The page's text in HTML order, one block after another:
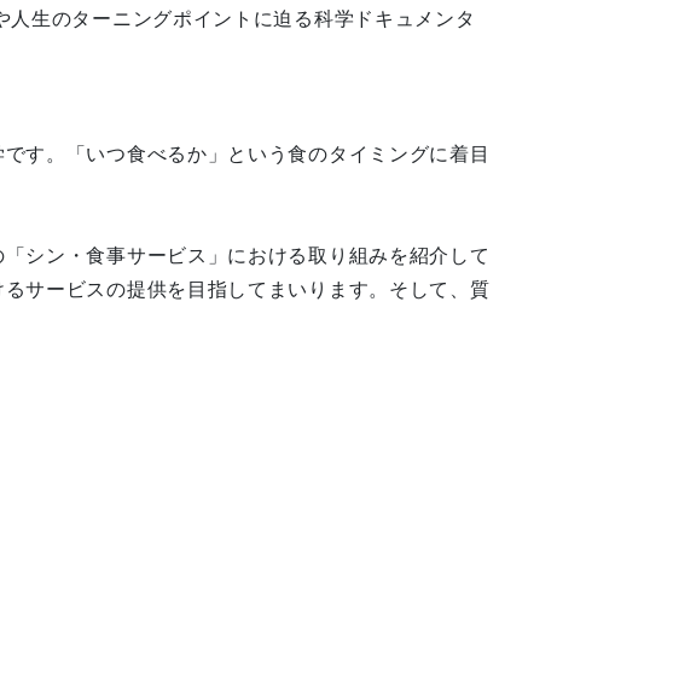
生のターニングポイントに迫る科学ドキュメンタ
す。「いつ食べるか」という食のタイミングに着目
シン・食事サービス」における取り組みを紹介して
サービスの提供を目指してまいります。そして、質